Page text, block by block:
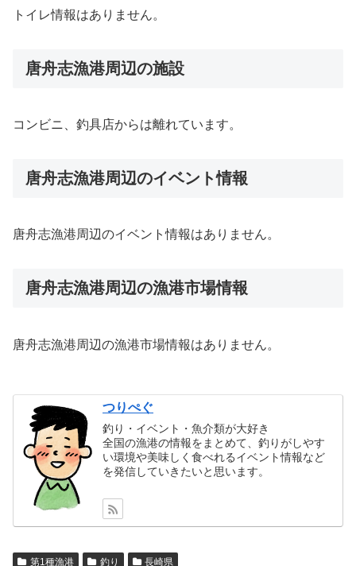
トイレ情報はありません。
唐舟志漁港周辺の施設
コンビニ、釣具店からは離れています。
唐舟志漁港周辺のイベント情報
唐舟志漁港周辺のイベント情報はありません。
唐舟志漁港周辺の漁港市場情報
唐舟志漁港周辺の漁港市場情報はありません。
つりぺぐ
釣り・イベント・魚介類が大好き
全国の漁港の情報をまとめて、釣りがしやす
い環境や美味しく食べれるイベント情報など
を発信していきたいと思います。
第1種漁港 釣り 長崎県